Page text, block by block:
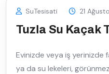
SuTesisati 21
Tuzla Su Kaçak
Evinizde veya iş
ya da su lekeleri,